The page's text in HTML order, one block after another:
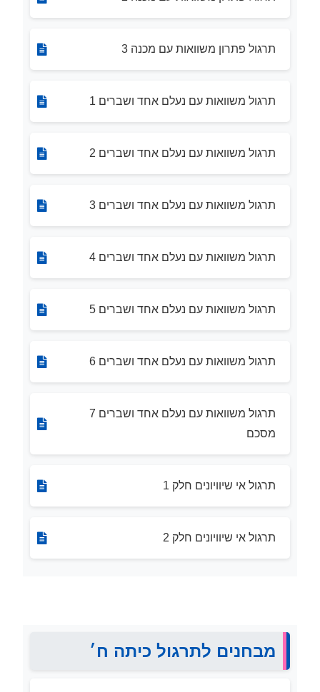
תרגול פתרון משוואות עם מכנה 3
תרגול משוואות עם נעלם אחד ושברים 1
תרגול משוואות עם נעלם אחד ושברים 2
תרגול משוואות עם נעלם אחד ושברים 3
תרגול משוואות עם נעלם אחד ושברים 4
תרגול משוואות עם נעלם אחד ושברים 5
תרגול משוואות עם נעלם אחד ושברים 6
תרגול משוואות עם נעלם אחד ושברים 7
מסכם
תרגול אי שיוויונים חלק 1
תרגול אי שיוויונים חלק 2
מבחנים לתרגול כיתה ח׳